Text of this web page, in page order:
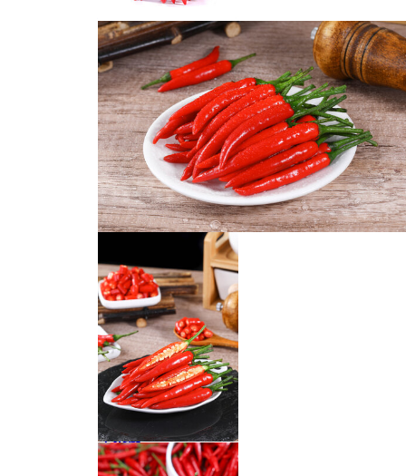
辣椒白底图
小米椒